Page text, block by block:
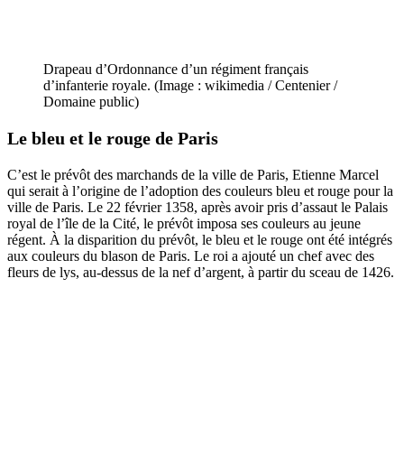
Drapeau d’Ordonnance d’un régiment français
d’infanterie royale. (Image : wikimedia / Centenier /
Domaine public)
Le bleu et le rouge de Paris
C’est le prévôt des marchands de la ville de Paris, Etienne Marcel
qui serait à l’origine de l’adoption des couleurs bleu et rouge pour la
ville de Paris. Le 22 février 1358, après avoir pris d’assaut le Palais
royal de l’île de la Cité, le prévôt imposa ses couleurs au jeune
régent. À la disparition du prévôt, le bleu et le rouge ont été intégrés
aux couleurs du blason de Paris. Le roi a ajouté un chef avec des
fleurs de lys, au-dessus de la nef d’argent, à partir du sceau de 1426.